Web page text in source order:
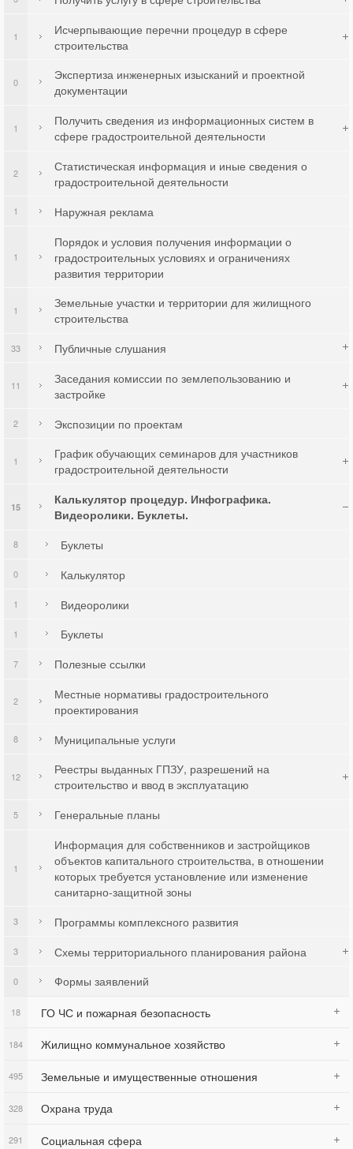
Исчерпывающие перечни процедур в сфере
строительства
1
Экспертиза инженерных изысканий и проектной
документации
0
Получить сведения из информационных систем в
сфере градостроительной деятельности
1
Статистическая информация и иные сведения о
градостроительной деятельности
2
Наружная реклама
1
Порядок и условия получения информации о
градостроительных условиях и ограничениях
развития территории
1
Земельные участки и территории для жилищного
строительства
1
Публичные слушания
33
Заседания комиссии по землепользованию и
застройке
11
Экспозиции по проектам
2
График обучающих семинаров для участников
градостроительной деятельности
1
Калькулятор процедур. Инфографика.
Видеоролики. Буклеты.
15
Буклеты
8
Калькулятор
0
Видеоролики
1
Буклеты
1
Полезные ссылки
7
Местные нормативы градостроительного
проектирования
2
Муниципальные услуги
8
Реестры выданных ГПЗУ, разрешений на
строительство и ввод в эксплуатацию
12
Генеральные планы
5
Информация для собственников и застройщиков
объектов капитального строительства, в отношении
которых требуется установление или изменение
санитарно-защитной зоны
1
Программы комплексного развития
3
Схемы территориального планирования района
3
Формы заявлений
0
ГО ЧС и пожарная безопасность
18
Жилищно коммунальное хозяйство
184
Земельные и имущественные отношения
495
Охрана труда
328
Социальная сфера
291